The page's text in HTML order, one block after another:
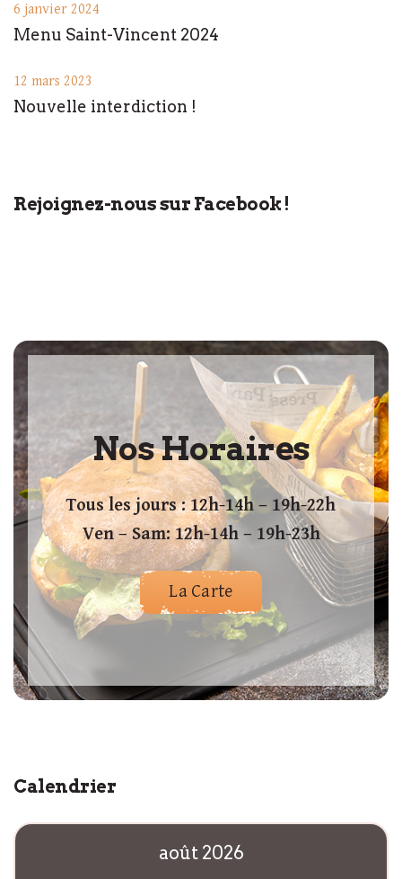
6 janvier 2024
Menu Saint-Vincent 2024
12 mars 2023
Nouvelle interdiction !
Rejoignez-nous sur Facebook !
Nos Horaires
Tous les jours : 12h-14h – 19h-22h
Ven – Sam: 12h-14h – 19h-23h
La Carte
Calendrier
août 2026